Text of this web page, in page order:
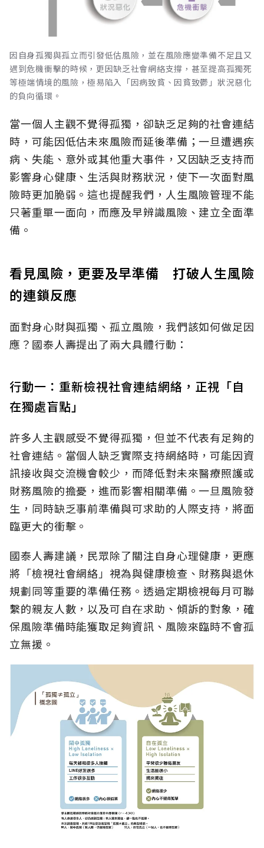
因自身孤獨與孤立而引發低估風險，並在風險應變準備不足且又
遇到危機衝擊的時候，更因缺乏社會網絡支撐，甚至提高孤獨死
等極端情境的風險，極易陷入「因病致貧、因貧致鬱」狀況惡化
的負向循環。
當一個人主觀不覺得孤獨，卻缺乏足夠的社會連結
時，可能因低估未來風險而延後準備；一旦遭遇疾
病、失能、意外或其他重大事件，又因缺乏支持而
影響身心健康、生活與財務狀況，使下一次面對風
險時更加脆弱。這也提醒我們，人生風險管理不能
只著重單一面向，而應及早辨識風險、建立全面準
備。
看見風險，更要及早準備 打破人生風險
的連鎖反應
面對身心財與孤獨、孤立風險，我們該如何做足因
應？國泰人壽提出了兩大具體行動：
行動一：重新檢視社會連結網絡，正視「自
在獨處盲點」
許多人主觀感受不覺得孤獨，但並不代表有足夠的
社會連結。當個人缺乏實際支持網絡時，可能因資
訊接收與交流機會較少，而降低對未來醫療照護或
財務風險的擔憂，進而影響相關準備。一旦風險發
生，同時缺乏事前準備與可求助的人際支持，將面
臨更大的衝擊。
國泰人壽建議，民眾除了關注自身心理健康，更應
將「檢視社會網絡」視為與健康檢查、財務與退休
規劃同等重要的準備任務。透過定期檢視每月可聯
繫的親友人數，以及可自在求助、傾訴的對象，確
保風險準備時能獲取足夠資訊、風險來臨時不會孤
立無援。